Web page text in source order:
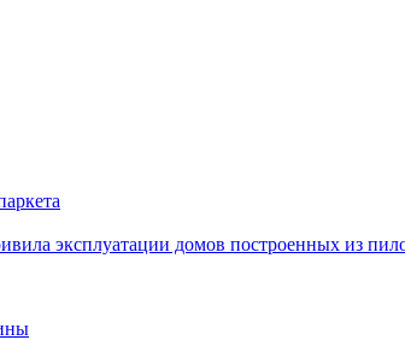
эксплуатации домов построенных из